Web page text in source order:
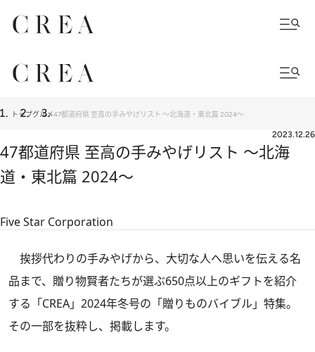
トップグルメ47都道府県 至高の手みやげリスト ～北海道・東北篇 2024～
2023.12.26
47都道府県 至高の手みやげリスト ～北海
道・東北篇 2024～
Five Star Corporation
挨拶代わりの手みやげから、大切な人へ思いを伝える名
品まで、贈り物賢者たちが選ぶ650点以上のギフトを紹介
する 「CREA」2024年冬号の「贈りものバイブル」特集。
その一部を抜粋し、掲載します。